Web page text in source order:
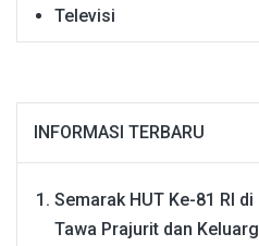
Televisi
INFORMASI TERBARU
Semarak HUT Ke-81 RI
Tawa Prajurit dan